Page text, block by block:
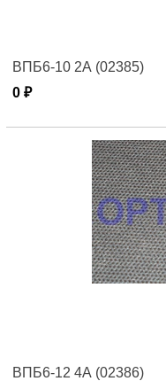
ВПБ6-10 2А (02385)
0 ₽
ВПБ6-12 4А (02386)